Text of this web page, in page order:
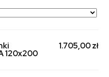
120x200
1.705,00 zł